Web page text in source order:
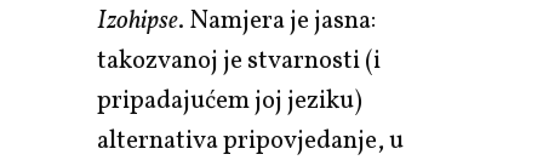
Izohipse. Namjera je jasna:
takozvanoj je stvarnosti (i
pripadajućem joj jeziku)
alternativa pripovjedanje, u